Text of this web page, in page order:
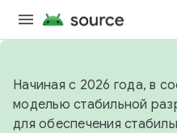
Начиная с 2026 года, в
моделью стабильной
для обеспечения